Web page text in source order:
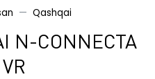
Qashqai
N-CONNECTA